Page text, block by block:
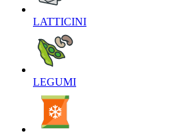
LATTICINI‎
LEGUMI‎